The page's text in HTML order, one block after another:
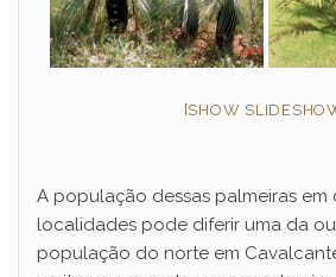
[SHOW
A população dessas palmeiras em
localidades pode diferir uma da
população do norte em